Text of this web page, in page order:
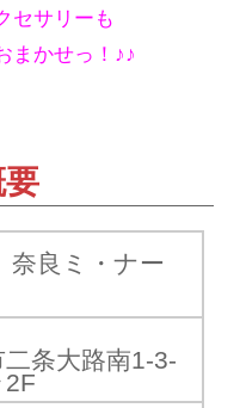
セサリーも
まかせっ！♪♪
良ミ・ナー
条大路南1-3-